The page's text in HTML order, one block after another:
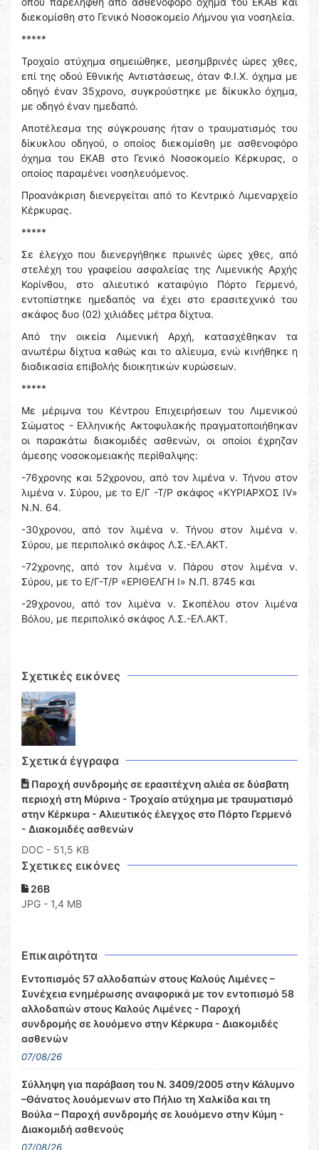
διεκομίσθη στο Γενικό Νοσοκομείο Λήμνου για νοσηλεία.
*****
Τροχαίο ατύχημα σημειώθηκε, μεσημβρινές ώρες χθες,
επί της οδού Εθνικής Αντιστάσεως, όταν Φ.Ι.Χ. όχημα με
οδηγό έναν 35χρονο, συγκρούστηκε με δίκυκλο όχημα,
με οδηγό έναν ημεδαπό.
Αποτέλεσμα της σύγκρουσης ήταν ο τραυματισμός του
δίκυκλου οδηγού, ο οποίος διεκομίσθη με ασθενοφόρο
όχημα του ΕΚΑΒ στο Γενικό Νοσοκομείο Κέρκυρας, ο
οποίος παραμένει νοσηλευόμενος.
Προανάκριση διενεργείται από το Κεντρικό Λιμεναρχείο
Κέρκυρας.
*****
Σε έλεγχο που διενεργήθηκε πρωινές ώρες χθες, από
στελέχη του γραφείου ασφαλείας της Λιμενικής Αρχής
Κορίνθου, στο αλιευτικό καταφύγιο Πόρτο Γερμενό,
εντοπίστηκε ημεδαπός να έχει στο ερασιτεχνικό του
σκάφος δυο (02) χιλιάδες μέτρα δίχτυα.
Από την οικεία Λιμενική Αρχή, κατασχέθηκαν τα
ανωτέρω δίχτυα καθώς και το αλίευμα, ενώ κινήθηκε η
διαδικασία επιβολής διοικητικών κυρώσεων.
*****
Με μέριμνα του Κέντρου Επιχειρήσεων του Λιμενικού
Σώματος - Ελληνικής Ακτοφυλακής πραγματοποιήθηκαν
οι παρακάτω διακομιδές ασθενών, οι οποίοι έχρηζαν
άμεσης νοσοκομειακής περίθαλψης:
-76χρονης και 52χρονου, από τον λιμένα ν. Τήνου στον
λιμένα ν. Σύρου, με το Ε/Γ -Τ/Ρ σκάφος «ΚΥΡΙΑΡΧΟΣ IV»
N.N. 64.
-30χρονου, από τον λιμένα ν. Τήνου στον λιμένα ν.
Σύρου, με περιπολικό σκάφος Λ.Σ.-ΕΛ.ΑΚΤ.
-72χρονης, από τον λιμένα ν. Πάρου στον λιμένα ν.
Σύρου, με το Ε/Γ-Τ/Ρ «ΕΡΙΘΕΛΓΗ Ι» Ν.Π. 8745 και
-29χρονου, από τον λιμένα ν. Σκοπέλου στον λιμένα
Βόλου, με περιπολικό σκάφος Λ.Σ.-ΕΛ.ΑΚΤ.
Σχετικές εικόνες
Σχετικά έγγραφα
Παροχή συνδρομής σε ερασιτέχνη αλιέα σε δύσβατη
περιοχή στη Μύρινα - Τροχαίο ατύχημα με τραυματισμό
στην Κέρκυρα - Αλιευτικός έλεγχος στο Πόρτο Γερμενό
- Διακομιδές ασθενών
DOC - 51,5 KB
Σχετικες εικόνες
26Β
JPG - 1,4 MB
Επικαιρότητα
Εντοπισμός 57 αλλοδαπών στους Καλούς Λιμένες –
Συνέχεια ενημέρωσης αναφορικά με τον εντοπισμό 58
αλλοδαπών στους Καλούς Λιμένες - Παροχή
συνδρομής σε λουόμενο στην Κέρκυρα - Διακομιδές
ασθενών
07/08/26
Σύλληψη για παράβαση του Ν. 3409/2005 στην Κάλυμνο
–Θάνατος λουόμενων στο Πήλιο τη Χαλκίδα και τη
Βούλα – Παροχή συνδρομής σε λουόμενο στην Κύμη -
Διακομιδή ασθενούς
07/08/26